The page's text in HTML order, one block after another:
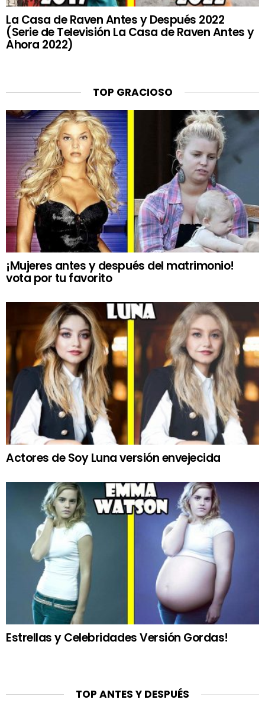
La Casa de Raven Antes y Después 2022
(Serie de Televisión La Casa de Raven Antes y
Ahora 2022)
TOP GRACIOSO
¡Mujeres antes y después del matrimonio!
vota por tu favorito
Actores de Soy Luna versión envejecida
Estrellas y Celebridades Versión Gordas!
TOP ANTES Y DESPUÉS